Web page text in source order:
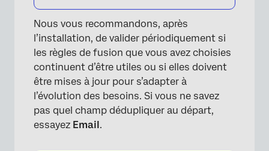
Nous vous recommandons, après
l’installation, de valider périodiquement si
les règles de fusion que vous avez choisies
continuent d’être utiles ou si elles doivent
être mises à jour pour s’adapter à
l’évolution des besoins. Si vous ne savez
pas quel champ dédupliquer au départ,
essayez Email .